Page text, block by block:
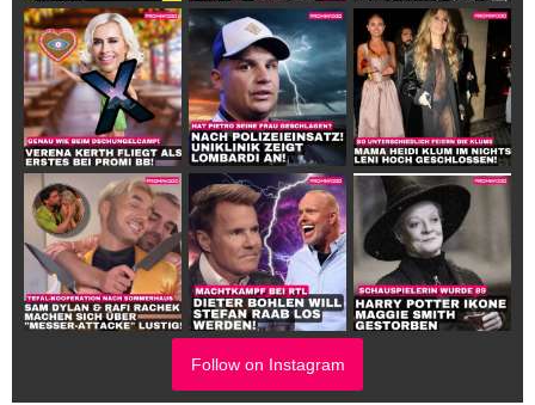
Follow on Instagram